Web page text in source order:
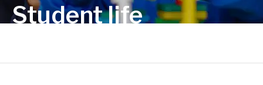
Student life